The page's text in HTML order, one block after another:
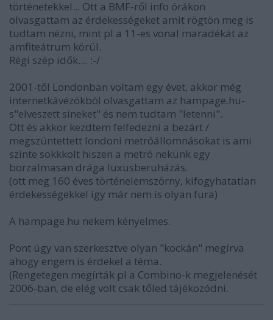
történetekkel... Ott a BMF-ről info órákon
olvasgattam az érdekességeket amit rögtön meg is
tudtam nézni, mint pl a 11-es vonal maradékát az
amfiteátrum körül.
Régi szép idők.... :-/
2001-től Londonban voltam egy évet, akkor még
internetkávézókból olvasgattam az hampage.hu-
s"elveszett síneket" és nem tudtam "letenni".
Ott és akkor kezdtem felfedezni a bezárt /
megszüntettett londoni metróállomnásokat is ami
szinte sokkkolt hiszen a metró nekünk egy
borzalmasan drága luxusberuházás.
(ott meg 160 éves történelemszörny, kifogyhatatlan
érdekességekkel így már nem is olyan fura)
A hampage.hu nekem kényelmes.
Pont úgy van szerkesztve olyan "kockán" megírva
ahogy engem is érdekel a téma.
(Rengetegen megírták pl a Combino-k megjelenését
2006-ban, de elég volt csak tőled tájékozódni.